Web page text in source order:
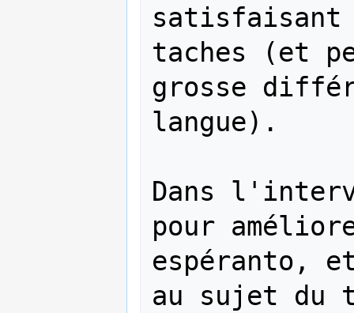
satisfaisant
taches (et
grosse
langue).
Dans
pour
espéranto,
au sujet du